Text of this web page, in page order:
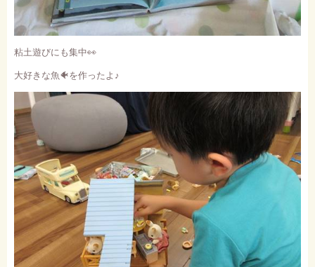
粘土遊びにも集中👀
大好きな魚 🐠を作ったよ ♪